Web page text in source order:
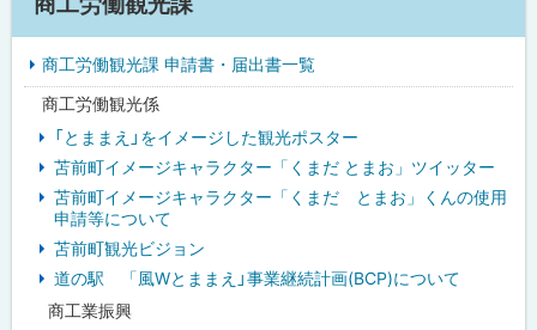
イ
ド 商工労働観光課 申請書・届出書一覧
商工労働観光係
「とままえ」をイメージした観光ポスター
苫前町イメージキャラクター「くまだ とまお」ツイッター
苫前町イメージキャラクター「くまだ とまお」くんの使用
申請等について
苫前町観光ビジョン
道の駅 「風Wとままえ」事業継続計画(BCP)について
商工業振興